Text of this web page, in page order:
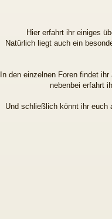
Hier erfahrt ihr einiges
Natürlich liegt auch ein
In den einzelnen Foren findet
nebenbei erfahrt
Und schließlich könnt ihr euch